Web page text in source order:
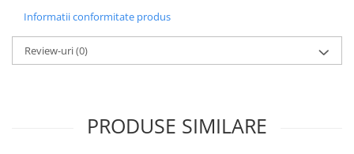
Informatii conformitate produs
Review-uri(0)
PRODUSE SIMILARE